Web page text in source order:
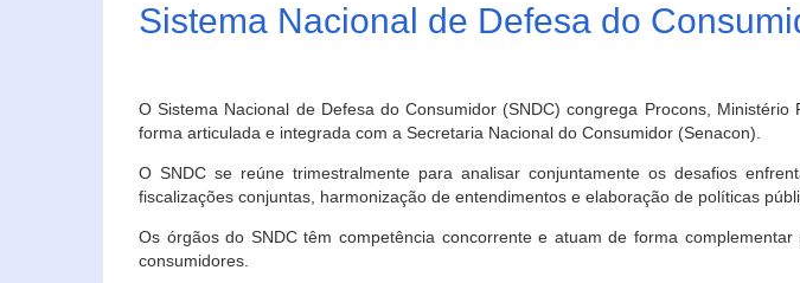
Sistema Nacional de Defesa do
O Sistema Nacional de Defesa do Consumidor (SNDC) congrega Procons,
forma articulada e integrada com a Secretaria Nacional do Consumidor (Senacon).
O SNDC se reúne trimestralmente para analisar conjuntamente os desafios
fiscalizações conjuntas, harmonização de entendimentos e elaboração de políticas
Os órgãos do SNDC têm competência concorrente e atuam de forma
consumidores.